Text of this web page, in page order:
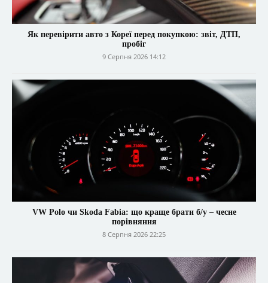
Як перевірити авто з Кореї перед покупкою: звіт, ДТП,
пробіг
9 Серпня 2026 14:12
VW Polo чи Skoda Fabia: що краще брати б/у – чесне
порівняння
8 Серпня 2026 22:25